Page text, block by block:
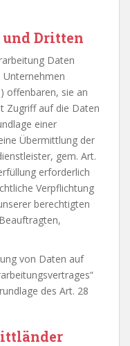
Dritten
Daten
Unternehmen
offenbaren, sie an
Zugriff auf die Daten
einer
Übermittlung der
gem. Art.
erforderlich
Verpflichtung
berechtigten
von Daten auf
des Art. 28